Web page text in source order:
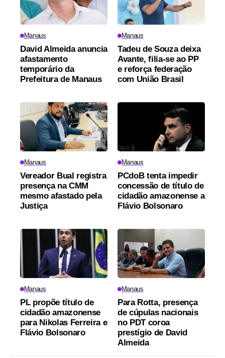
Manaus
David Almeida anuncia
afastamento
temporário da
Prefeitura de Manaus
Manaus
Tadeu de Souza deixa
Avante, filia-se ao PP
e reforça federação
com União Brasil
Manaus
Vereador Bual registra
presença na CMM
mesmo afastado pela
Justiça
Manaus
PCdoB tenta impedir
concessão de título de
cidadão amazonense a
Flávio Bolsonaro
Manaus
PL propõe título de
cidadão amazonense
para Nikolas Ferreira e
Flávio Bolsonaro
Manaus
Para Rotta, presença
de cúpulas nacionais
no PDT coroa
prestígio de David
Almeida